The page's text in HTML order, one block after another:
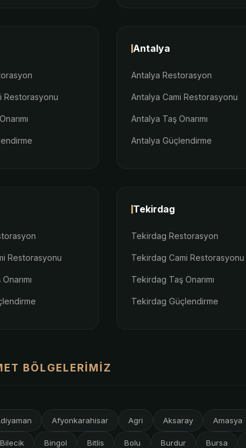
Restorasyonu
Antalya
Antalya Restorasyon
Antalya Cami Restorasyonu
Antalya Taş Onarımı
Antalya Güçlendirme
Restorasyonu
Tekirdag
Tekirdag Restorasyon
Tekirdag Cami Restorasyonu
Tekirdag Taş Onarımı
Tekirdag Güçlendirme
BÖLGELERIMIZ
Afyonkarahisar Agri Aksaray Amasya
Bilecik Bingol Bitlis Bolu Burdur Bursa